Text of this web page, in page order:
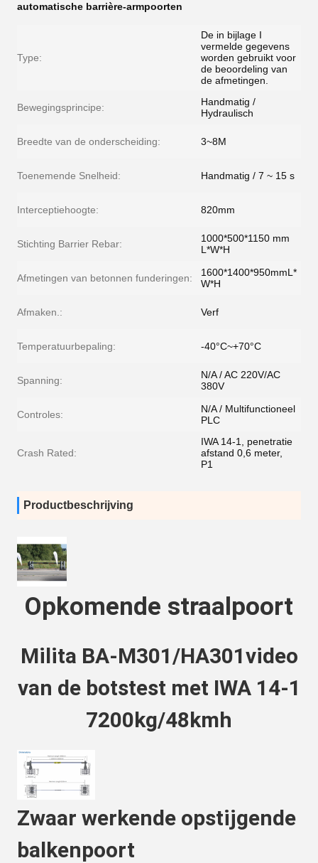
automatische barrière-armpoorten
Type:
De in bijlage I
vermelde gegevens
worden gebruikt voor
de beoordeling van
de afmetingen.
Bewegingsprincipe:
Handmatig /
Hydraulisch
Breedte van de onderscheiding: 3~8M
Toenemende Snelheid: Handmatig / 7 ~ 15 s
Interceptiehoogte: 820mm
Stichting Barrier Rebar:
1000*500*1150 mm
L*W*H
Afmetingen van betonnen funderingen:
1600*1400*950mmL*
W*H
Afmaken.: Verf
Temperatuurbepaling: -40°C~+70°C
Spanning:
N/A / AC 220V/AC
380V
Controles:
N/A / Multifunctioneel
PLC
Crash Rated:
IWA 14-1, penetratie
afstand 0,6 meter,
P1
Productbeschrijving
Opkomende straalpoort
Milita BA-M301/HA301video
van de botstest met IWA 14-1
7200kg/48kmh
Zwaar werkende opstijgende
balkenpoort